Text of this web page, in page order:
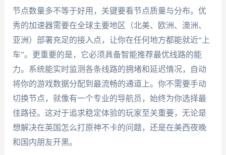
节点数量多不等于好用，关键要看节点质量与分布。优
秀的加速器需要在全球主要地区（北美、欧洲、澳洲、
亚洲）部署充足的接入点，让你在任何地方都能就近“上
车”。更重要的是，它必须具备智能推荐最优线路的能
力。系统能实时监测各条线路的拥堵和延迟情况，自动
将你的游戏数据分配到最流畅的通道上。你不需要手动
切换节点，就像有一个专业的导航员，始终为你选择最
佳路径。这对于追求稳定体验的玩家至关重要，无论是
想解决在英国怎么打原神不卡的问题，还是在美西夜晚
和国内朋友开黑。